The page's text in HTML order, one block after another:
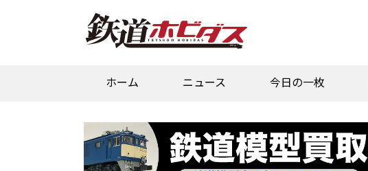
ホーム ニュース 今日の一枚